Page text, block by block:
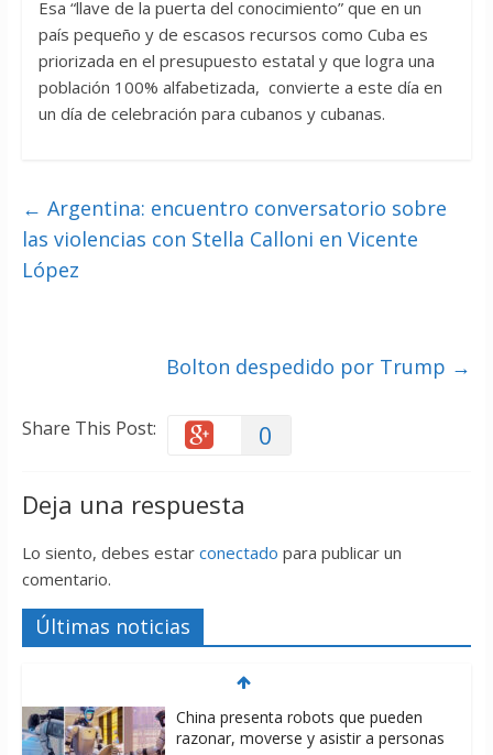
Esa “llave de la puerta del conocimiento” que en un
país pequeño y de escasos recursos como Cuba es
priorizada en el presupuesto estatal y que logra una
población 100% alfabetizada, convierte a este día en
un día de celebración para cubanos y cubanas.
← Argentina: encuentro conversatorio sobre
las violencias con Stella Calloni en Vicente
López
Bolton despedido por Trump →
Share This Post: 0
Deja una respuesta
Lo siento, debes estar conectado para publicar un
comentario.
Últimas noticias
China presenta robots que pueden
razonar, moverse y asistir a personas